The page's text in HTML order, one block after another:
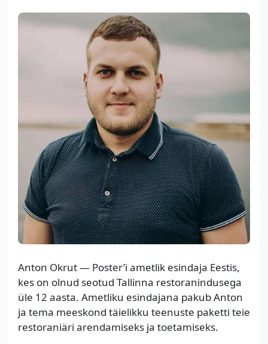
Anton Okrut — Poster’i ametlik esindaja Eestis,
kes on olnud seotud Tallinna restoranindusega
üle 12 aasta. Ametliku esindajana pakub Anton
ja tema meeskond täielikku teenuste paketti teie
restoraniäri arendamiseks ja toetamiseks.